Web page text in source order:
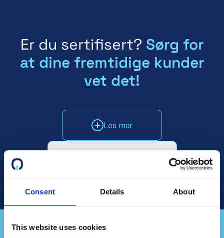
Consent Details About
This website uses cookies
Er du sertifisert? Sørg for
at dine fremtidige kunder
vet det!
Les mer